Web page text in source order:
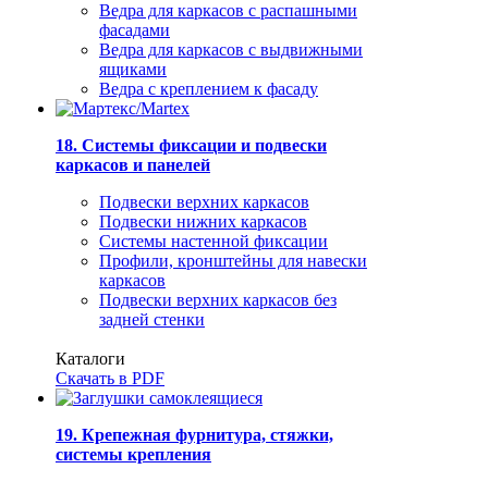
Ведра для каркасов с распашными
фасадами
Ведра для каркасов с выдвижными
ящиками
Ведра с креплением к фасаду
18. Системы фиксации и подвески
каркасов и панелей
Подвески верхних каркасов
Подвески нижних каркасов
Системы настенной фиксации
Профили, кронштейны для навески
каркасов
Подвески верхних каркасов без
задней стенки
Каталоги
Скачать в PDF
19. Крепежная фурнитура, стяжки,
системы крепления